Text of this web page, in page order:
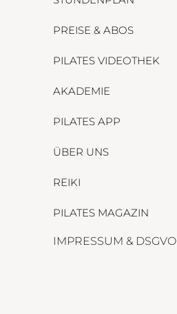
PREISE & ABOS
PILATES VIDEOTHEK
AKADEMIE
PILATES APP
ÜBER UNS
REIKI
PILATES MAGAZIN
IMPRESSUM & DSGVO